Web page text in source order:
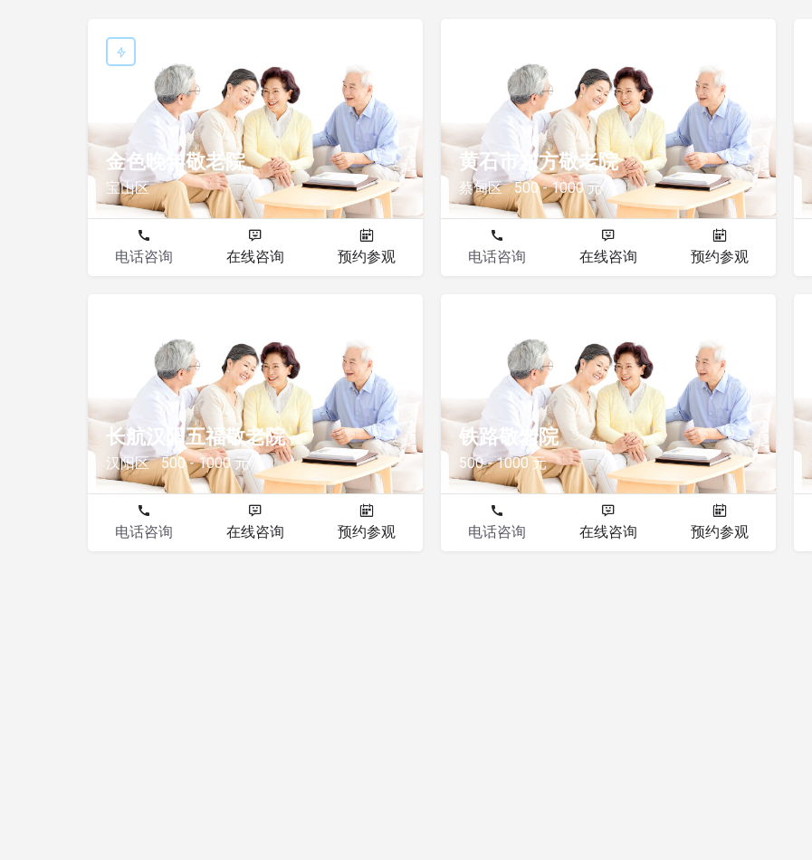
金色晚年敬老院
宝山区
电话咨询 在线咨询 预约参观
黄石市东方敬老院
蔡甸区 500 - 1000 元
电话咨询 在线咨询 预约参观
长航汉阳五福敬老院
汉阳区 500 - 1000 元
电话咨询 在线咨询 预约参观
铁路敬老院
500 - 1000 元
电话咨询 在线咨询 预约参观